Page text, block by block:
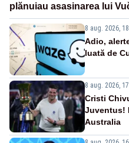
plănuiau asasinarea lui
8 aug. 2026,
Adio,
luată de
8 aug. 2026,
Cristi
Juventus!
Australia